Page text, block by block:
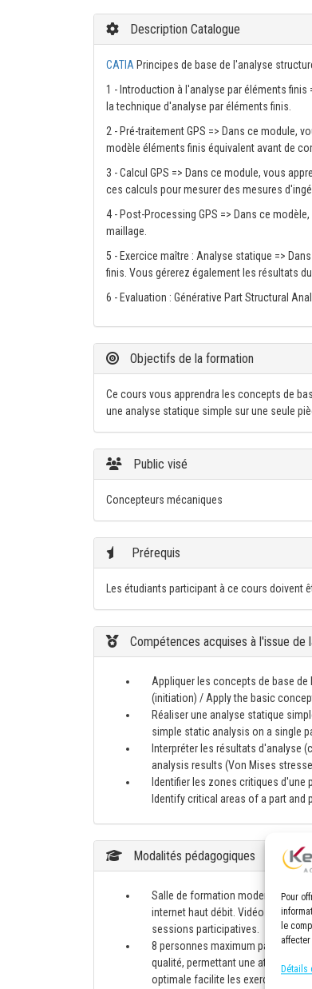
Pour
le
Détails
Description Catalogue
CATIA Principes de base de l'analyse
1 - Introduction à l'analyse par éléments finis
la technique d'analyse par éléments finis.
2 - Pré-traitement GPS => Dans ce module,
modèle éléments finis équivalent avant de
3 - Calcul GPS => Dans ce module, vous
ces calculs pour mesurer des mesures
4 - Post-Processing GPS => Dans ce
maillage.
5 - Exercice maître : Analyse statique =>
finis. Vous gérerez également les résultats
6 - Evaluation : Générative Part Structural
Objectifs de la formation
Ce cours vous apprendra les concepts de
une analyse statique simple sur une seule
Public visé
Concepteurs mécaniques
Prérequis
Les étudiants participant à ce cours doivent
Compétences acquises à l'issue de
Appliquer les concepts de base de
(initiation) / Apply the basic
Réaliser une analyse statique
simple static analysis on a single
Interpréter les résultats d'analyse
analysis results (Von Mises
Identifier les zones critiques
Identify critical areas of a part
Modalités pédagogiques
Salle de formation moderne et
internet haut débit. Vidéo
sessions participatives.
8 personnes maximum par
qualité, permettant une attention
optimale facilite les exercices